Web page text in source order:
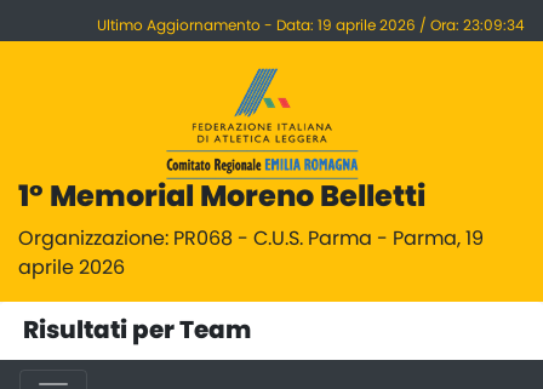
Ultimo Aggiornamento - Data: 19 aprile 2026 / Ora: 23:09:34
1° Memorial Moreno Belletti
Organizzazione: PR068 - C.U.S. Parma - Parma, 19
aprile 2026
Risultati per Team